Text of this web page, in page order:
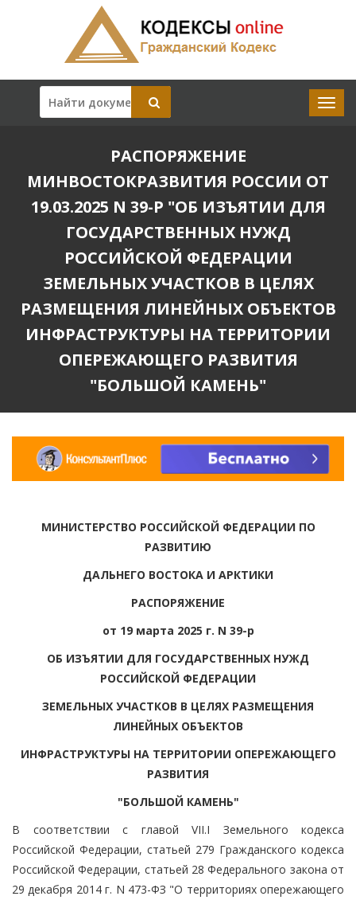
РАСПОРЯЖЕНИЕ
МИНВОСТОКРАЗВИТИЯ РОССИИ ОТ
19.03.2025 N 39-Р "ОБ ИЗЪЯТИИ ДЛЯ
ГОСУДАРСТВЕННЫХ НУЖД
РОССИЙСКОЙ ФЕДЕРАЦИИ
ЗЕМЕЛЬНЫХ УЧАСТКОВ В ЦЕЛЯХ
РАЗМЕЩЕНИЯ ЛИНЕЙНЫХ ОБЪЕКТОВ
ИНФРАСТРУКТУРЫ НА ТЕРРИТОРИИ
ОПЕРЕЖАЮЩЕГО РАЗВИТИЯ
"БОЛЬШОЙ КАМЕНЬ"
МИНИСТЕРСТВО РОССИЙСКОЙ ФЕДЕРАЦИИ ПО
РАЗВИТИЮ
ДАЛЬНЕГО ВОСТОКА И АРКТИКИ
РАСПОРЯЖЕНИЕ
от 19 марта 2025 г. N 39-р
ОБ ИЗЪЯТИИ ДЛЯ ГОСУДАРСТВЕННЫХ НУЖД
РОССИЙСКОЙ ФЕДЕРАЦИИ
ЗЕМЕЛЬНЫХ УЧАСТКОВ В ЦЕЛЯХ РАЗМЕЩЕНИЯ
ЛИНЕЙНЫХ ОБЪЕКТОВ
ИНФРАСТРУКТУРЫ НА ТЕРРИТОРИИ ОПЕРЕЖАЮЩЕГО
РАЗВИТИЯ
"БОЛЬШОЙ КАМЕНЬ"
В соответствии с главой VII.I Земельного кодекса
Российской Федерации, статьей 279 Гражданского кодекса
Российской Федерации, статьей 28 Федерального закона от
29 декабря 2014 г. N 473-ФЗ "О территориях опережающего